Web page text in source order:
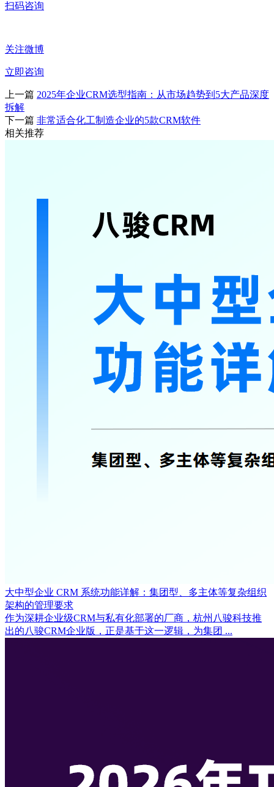
扫码咨询
关注微博
立即咨询
上一篇 2025年企业CRM选型指南：从市场趋势到5大产品深度
拆解
下一篇 非常适合化工制造企业的5款CRM软件
相关推荐
大中型企业 CRM 系统功能详解：集团型、多主体等复杂组织
架构的管理要求
作为深耕企业级CRM与私有化部署的厂商，杭州八骏科技推
出的八骏CRM企业版，正是基于这一逻辑，为集团 ...